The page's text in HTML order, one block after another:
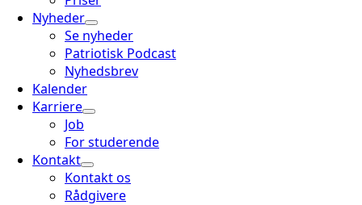
Nyheder
Se nyheder
Patriotisk Podcast
Nyhedsbrev
Kalender
Karriere
Job
For studerende
Kontakt
Kontakt os
Rådgivere